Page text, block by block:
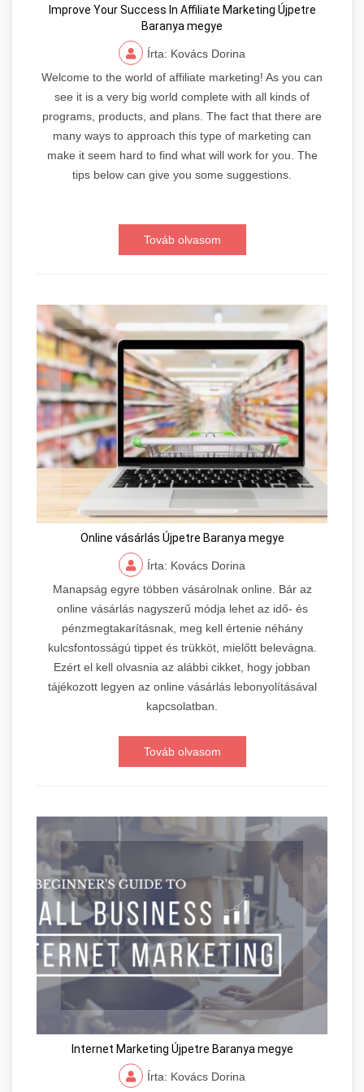
Improve Your Success In Affiliate Marketing Újpetre
Baranya megye
Írta: Kovács Dorina
Welcome to the world of affiliate marketing! As you can
see it is a very big world complete with all kinds of
programs, products, and plans. The fact that there are
many ways to approach this type of marketing can
make it seem hard to find what will work for you. The
tips below can give you some suggestions.
Továb olvasom
Online vásárlás Újpetre Baranya megye
Írta: Kovács Dorina
Manapság egyre többen vásárolnak online. Bár az
online vásárlás nagyszerű módja lehet az idő- és
pénzmegtakarításnak, meg kell értenie néhány
kulcsfontosságú tippet és trükköt, mielőtt belevágna.
Ezért el kell olvasnia az alábbi cikket, hogy jobban
tájékozott legyen az online vásárlás lebonyolításával
kapcsolatban.
Továb olvasom
Internet Marketing Újpetre Baranya megye
Írta: Kovács Dorina